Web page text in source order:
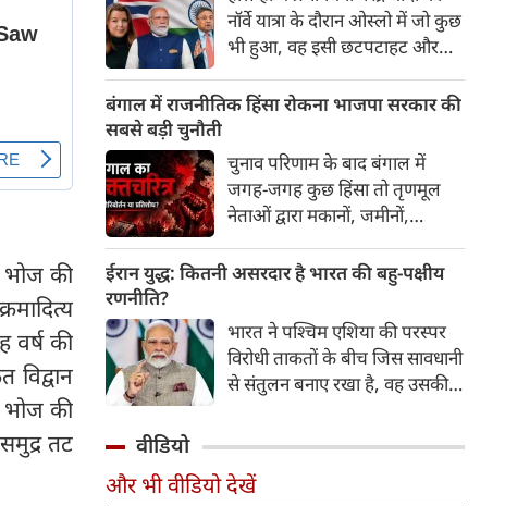
भोज की
वर्ष की
भोज की
तट
नॉर्वे यात्रा के दौरान ओस्लो में जो कुछ
भी हुआ, वह इसी छटपटाहट और
ज्वलंत उदाहरण है। दुःख की बात यह
पब्लिसिटी स्टंट की स्क्रिप्ट पर भारत
का मुख्य विपक्ष न केवल तालियां
बजा रहा है, बल्कि अपने ही देश की
छवि को धूमिल करने के लिए इसका
इस्तेमाल कर रहा है...
बंगाल में राजनीतिक हिंसा रोकना भाजपा सरकार की
सबसे बड़ी चुनौती
चुनाव परिणाम के बाद बंगाल में
जगह-जगह कुछ हिंसा तो तृणमूल
नेताओं द्वारा मकानों, जमीनों,
जब लोग स्वयं निकलकर इसे मुक्त
कराने लगे। इसी तरह हिंदुओं के कई
धर्मस्थलों या धर्म स्थानों की मुक्ति के
दृश्य भी सामने आए।
ईरान युद्ध: कितनी असरदार है भारत की बहु-पक्षीय
रणनीति?
भारत ने पश्चिम एशिया की परस्पर
विरोधी ताकतों के बीच जिस सावधानी
से संतुलन बनाए रखा है, वह उसकी
लिए कितना मुश्किल होता जा रहा है।
वीडियो
और भी वीडियो देखें